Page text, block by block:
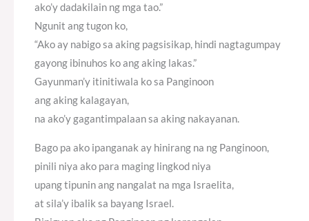
ako’y dadakilain ng mga tao.”
Ngunit ang tugon ko,
“Ako ay nabigo sa aking pagsisikap, hindi nagtagumpay
gayong ibinuhos ko ang aking lakas.”
Gayunman’y itinitiwala ko sa Panginoon
ang aking kalagayan,
na ako’y gagantimpalaan sa aking nakayanan.
Bago pa ako ipanganak ay hinirang na ng Panginoon,
pinili niya ako para maging lingkod niya
upang tipunin ang nangalat na mga Israelita,
at sila’y ibalik sa bayang Israel.